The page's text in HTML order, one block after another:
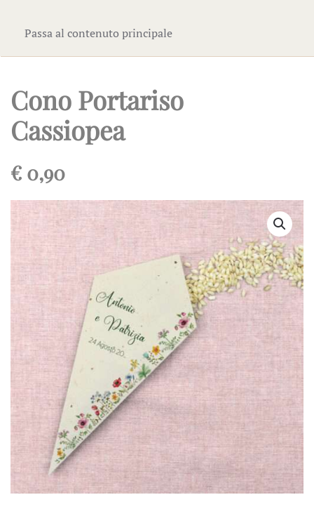
Passa al contenuto principale
Cono Portariso
Cassiopea
€ 0,90